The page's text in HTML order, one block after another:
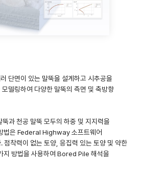
단면이 있는 말뚝을 설계하고 시추공을
델링하여 다양한 말뚝의 측면 및 축방향
과 천공 말뚝 모두의 하중 및 지지력을
법은 Federal Highway 소프트웨어
착력이 없는 토양, 응집력 있는 토양 및 약한
지 방법을 사용하여 Bored Pile 해석을